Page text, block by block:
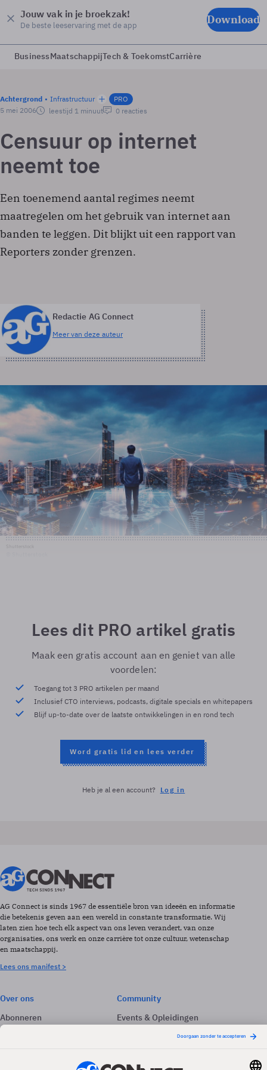
Jouw vak in je broekzak!
De beste leeservaring met de app Download
BusinessMaatschappijTech & ToekomstCarrière
Achtergrond Infrastructuur
PRO
5 mei 2006
leestijd 1 minuut 0 reacties
Censuur op internet
neemt toe
Een toenemend aantal regimes neemt
maatregelen om het gebruik van internet aan
banden te leggen. Dit blijkt uit een rapport van
Reporters zonder grenzen.
Redactie AG Connect
Meer van deze auteur
Lees dit PRO artikel gratis
Maak een gratis account aan en geniet van alle
voordelen:
Toegang tot 3 PRO artikelen per maand
Inclusief CTO interviews, podcasts, digitale specials en whitepapers
Blijf up-to-date over de laatste ontwikkelingen in en rond tech
Word gratis lid en lees verder
Heb je al een account? Log in
AG Connect is sinds 1967 de essentiële bron van ideeën en informatie
die betekenis geven aan een wereld in constante transformatie. Wij
laten zien hoe tech elk aspect van ons leven verandert, van onze
organisaties, ons werk en onze carrière tot onze cultuur, wetenschap
en maatschappij.
Lees ons manifest >
Over ons
Abonneren
Adverteren
Community
Events & Opleidingen